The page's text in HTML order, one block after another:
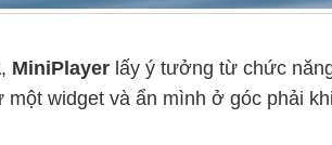
, MiniPlayerlấy ý tưởng từ chức
widget và ẩn mình ở góc phải